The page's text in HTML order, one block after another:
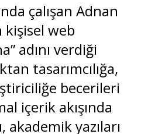
çalışan Adnan
kişisel web
adını verdiği
tasarımcılığa,
becerileri
içerik akışında
akademik yazıları